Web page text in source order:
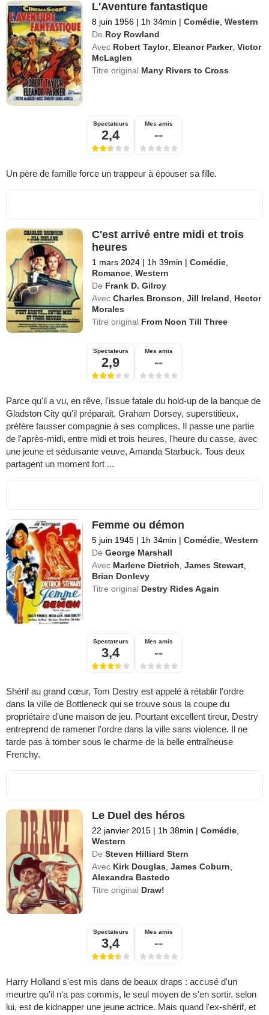
L'Aventure fantastique
8 juin 1956 | 1h 34min | Comédie,Western
De Roy Rowland
Avec Robert Taylor, Eleanor Parker,Victor
McLaglen
Titre original Many Rivers to Cross
Spectateurs
2,4
Mes amis
--
Un père de famille force un trappeur à épouser sa fille.
C'est arrivé entre midi et trois
heures
1 mars 2024 | 1h 39min | Comédie
Romance ,Western
De Frank D. Gilroy
Avec Charles Bronson ,Jill Ireland
Hector
Morales
Titre original From Noon Till Three
Spectateurs
2,9
Mes amis
--
Parce qu'il a vu, en rêve, l'issue fatale du hold-up de la banque de
Gladston City qu'il préparait, Graham Dorsey, superstitieux,
préfère fausser compagnie à ses complices. Il passe une partie
de l'après-midi, entre midi et trois heures, l'heure du casse, avec
une jeune et séduisante veuve, Amanda Starbuck. Tous deux
partagent un moment fort ...
Femme ou démon
5 juin 1945 | 1h 34min | Comédie ,Western
De George Marshall
Avec Marlene Dietrich ,James Stewart
Brian Donlevy
Titre original Destry Rides Again
Spectateurs
3,4
Mes amis
--
Shérif au grand cœur, Tom Destry est appelé à rétablir l'ordre
dans la ville de Bottleneck qui se trouve sous la coupe du
propriétaire d'une maison de jeu. Pourtant excellent tireur, Destry
entreprend de ramener l'ordre dans la ville sans violence. Il ne
tarde pas à tomber sous le charme de la belle entraîneuse
Frenchy.
Le Duel des héros
22 janvier 2015 | 1h 38min | Comédie
Western
De Steven Hilliard Stern
Avec Kirk Douglas ,James Coburn
Alexandra Bastedo
Titre original Draw!
Spectateurs
3,4
Mes amis
--
Harry Holland s'est mis dans de beaux draps : accusé d'un
meurtre qu'il n'a pas commis, le seul moyen de s'en sortir, selon
lui, est de kidnapper une jeune actrice. Mais quand l'ex-shérif, et